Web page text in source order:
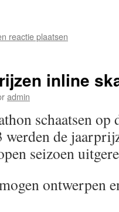
reactie plaatsen
inline
admin
schaatsen op
werden de
seizoen
ontwerpen